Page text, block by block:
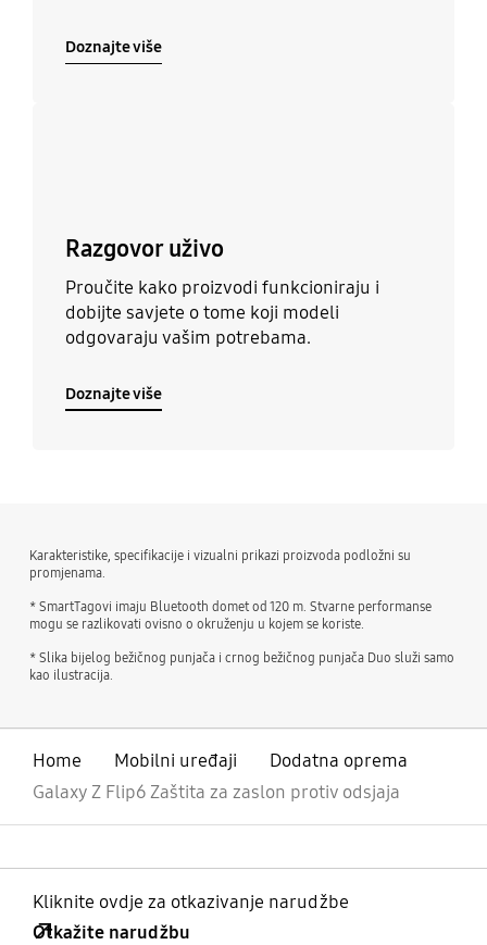
Doznajte više
Razgovor uživo
Proučite kako proizvodi funkcioniraju i
dobijte savjete o tome koji modeli
odgovaraju vašim potrebama.
Doznajte više
Karakteristike, specifikacije i vizualni prikazi proizvoda podložni su
promjenama.
* SmartTagovi imaju Bluetooth domet od 120 m. Stvarne performanse
mogu se razlikovati ovisno o okruženju u kojem se koriste.
* Slika bijelog bežičnog punjača i crnog bežičnog punjača Duo služi samo
kao ilustracija.
Home Mobilni uređaji
Dodatna oprema
Galaxy Z Flip6 Zaštita za zaslon protiv odsjaja
Kliknite ovdje za otkazivanje narudžbe
Otkažite narudžbu